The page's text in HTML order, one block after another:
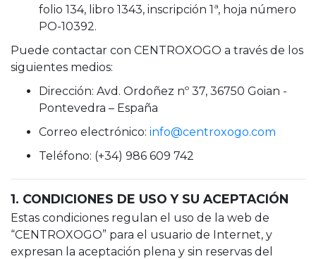
folio 134, libro 1343, inscripción 1ª, hoja número
PO-10392.
Puede contactar con CENTROXOGO a través de los
siguientes medios:
Dirección: Avd. Ordoñez nº 37, 36750 Goian -
Pontevedra – España
Correo electrónico: info@centroxogo.com
Teléfono: (+34) 986 609 742
1. CONDICIONES DE USO Y SU ACEPTACIÓN
Estas condiciones regulan el uso de la web de
“CENTROXOGO” para el usuario de Internet, y
expresan la aceptación plena y sin reservas del